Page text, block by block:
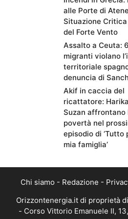
alle Porte di
Situazione Critica
del Forte Vento
Assalto a Ceuta:
migranti violano
territoriale
denuncia di
Akif in caccia del
ricattatore:
Suzan affrontano
povertà nel
episodio di ‘Tutto
mia famiglia’
Chi siamo - Redazione -
Orizzontenergia.it di proprietà
- Corso Vittorio Emanuele II,